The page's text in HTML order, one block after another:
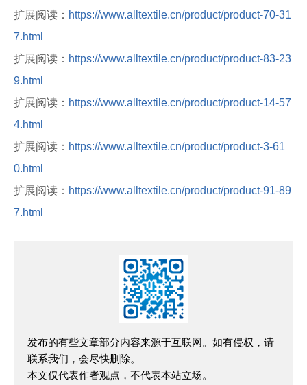
扩展阅读： https://www.alltextile.cn/product/product-70-31
7.html
扩展阅读： https://www.alltextile.cn/product/product-83-23
9.html
扩展阅读： https://www.alltextile.cn/product/product-14-57
4.html
扩展阅读： https://www.alltextile.cn/product/product-3-61
0.html
扩展阅读： https://www.alltextile.cn/product/product-91-89
7.html
发布的有些文章部分内容来源于互联网。如有侵权，请
联系我们，会尽快删除。
本文仅代表作者观点，不代表本站立场。